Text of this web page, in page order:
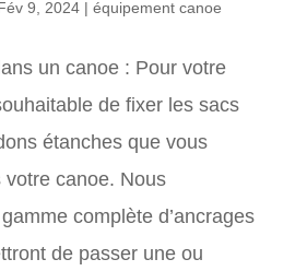
9, 2024| équipement canoe
un canoe : Pour votre
de fixer les sacs
étanches que vous
canoe. Nous
complète d’ancrages
de passer une ou